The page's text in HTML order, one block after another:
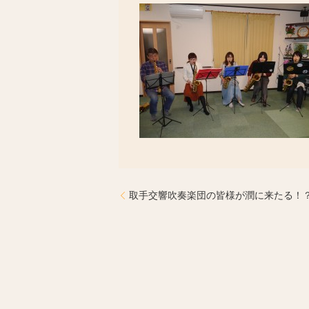
取手交響吹奏楽団の皆様が潤に来たる！